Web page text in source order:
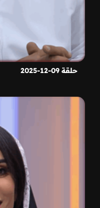
حلقة 09-12-2025